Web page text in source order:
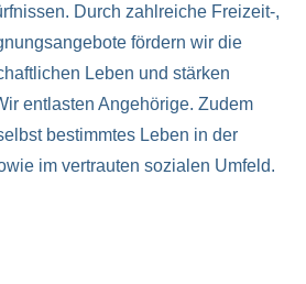
Durch zahlreiche Freizeit-,
fördern wir die
Leben und stärken
entlasten Angehörige. Zudem
bestimmtes Leben in der
im vertrauten sozialen Umfeld.